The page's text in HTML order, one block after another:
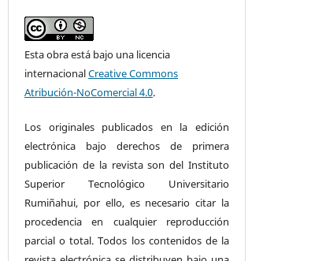
Esta obra está bajo una licencia
internacionalCreative Commons
Atribución-NoComercial 4.0.
Los originales publicados en la edición
electrónica bajo derechos de primera
publicación de la revista son del Instituto
Superior Tecnológico Universitario
Rumiñahui, por ello, es necesario citar la
procedencia en cualquier reproducción
parcial o total. Todos los contenidos de la